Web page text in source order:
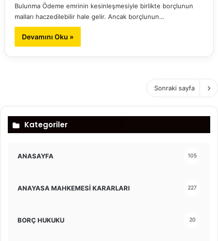
Bulunma Ödeme emrinin kesinleşmesiyle birlikte borçlunun
malları haczedilebilir hale gelir. Ancak borçlunun…
Devamını Oku »
Sonraki sayfa
Kategoriler
ANASAYFA 105
ANAYASA MAHKEMESİ KARARLARI 227
BORÇ HUKUKU 20